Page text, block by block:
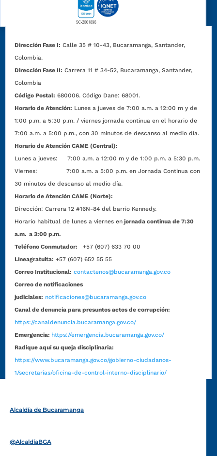
Dirección Fase I: Calle 35 # 10-43, Bucaramanga, Santander,
Colombia.
Dirección Fase II: Carrera 11 # 34-52, Bucaramanga, Santander,
Colombia
Código Postal: 680006. Código Dane: 68001.
Horario de Atención: Lunes a jueves de 7:00 a.m. a 12:00 m y de
1:00 p.m. a 5:30 p.m. / viernes jornada continua en el horario de
7:00 a.m. a 5:00 p.m., con 30 minutos de descanso al medio día.
Horario de Atención CAME (Central):
Lunes a jueves: 7:00 a.m. a 12:00 m y de 1:00 p.m. a 5:30 p.m.
Viernes: 7:00 a.m. a 5:00 p.m. en Jornada Continua con
30 minutos de descanso al medio día.
Horario de Atención CAME (Norte):
Dirección:Carrera 12 #16N-84 del barrio Kennedy.
Horario habitual de lunes a viernes en jornada continua de 7:30
a.m. a 3:00 p.m.
Teléfono Conmutador:
+57 (607) 633 70 00
Líneagratuita: +57 (607) 652 55 55
Correo Institucional: contactenos@bucaramanga.gov.co
Correo de notificaciones
judiciales: notificaciones@bucaramanga.gov.co
Canal de denuncia para presuntos actos de corrupción:
https://canaldenuncia.bucaramanga.gov.co/
Emergencia: https://emergencia.bucaramanga.gov.co/
Radique aquí su queja disciplinaria:
https://www.bucaramanga.gov.co/gobierno-ciudadanos-
1/secretarias/oficina-de-control-interno-disciplinario/
Alcaldía de Bucaramanga
@AlcaldíaBGA